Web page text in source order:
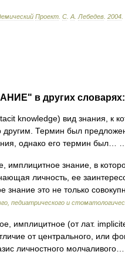
Проект С А Лебедев 2004
в других словарях:
knowledge) вид знания, к
другим. Термин был
однако его термин был…
имплицитное знание, в
личность, ее
знание это не только
педиатрического и
(от лат. implicite
от центрального, или
личностного